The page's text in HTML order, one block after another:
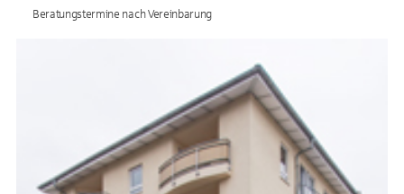
Beratungstermine nach Vereinbarung